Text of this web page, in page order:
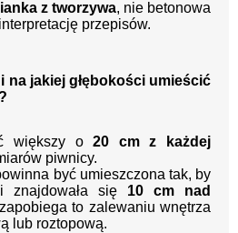
z tworzywa, nie betonowa
przepisów.
na jakiej głębokości umieścić
większy o20 cm z każdej
piwnicy.
być umieszczona tak, by
znajdowała się 10 cm nad
to zalewaniu wnętrza
lub roztopową.